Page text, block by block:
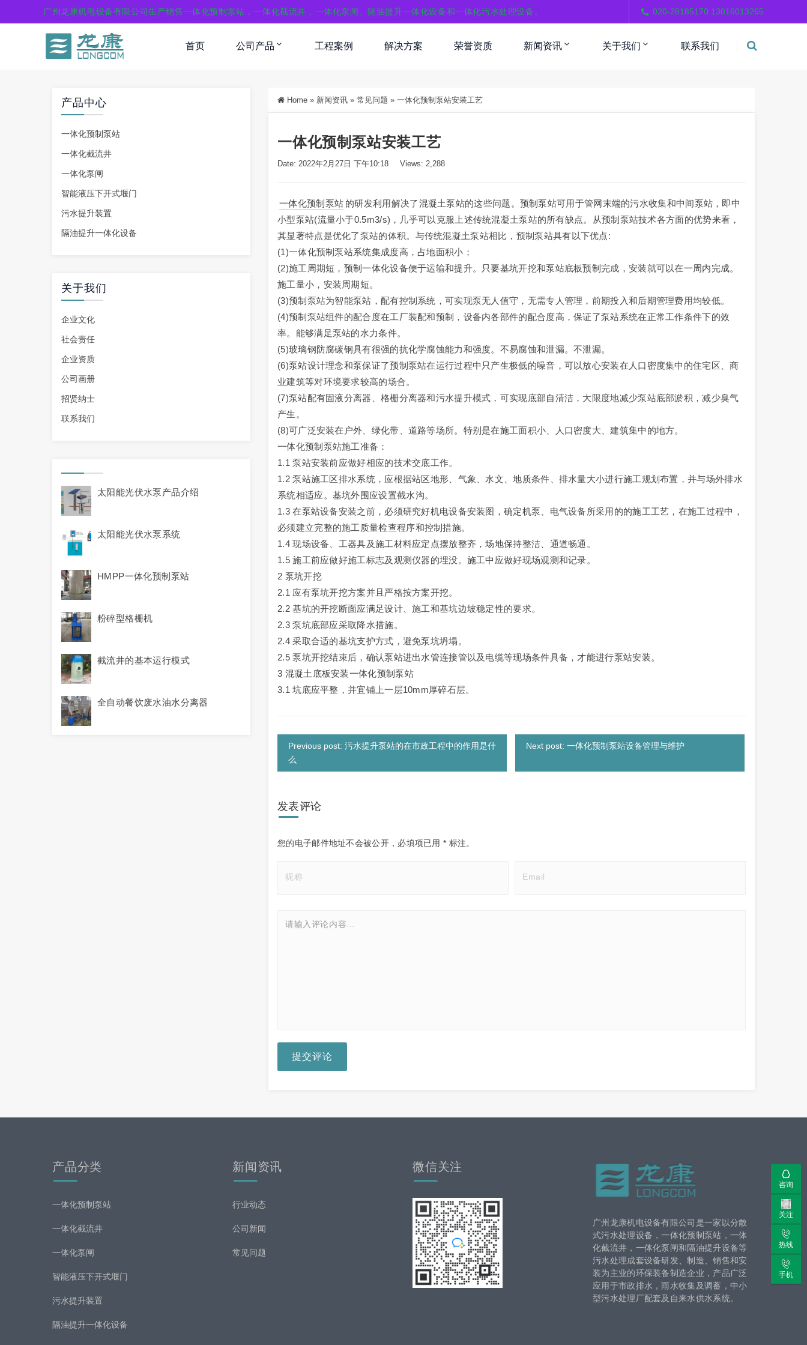
广州龙康机电设备有限公司生产销售一体化预制泵站，一体化截流井，一体化泵闸、隔油提升一体化设备和一体化污水处理设备。 020-28185170 13016013265
首页 公司产品 工程案例 解决方案 荣誉资质 新闻资讯 关于我们 联系我们
产品中心
一体化预制泵站
一体化截流井
一体化泵闸
智能液压下开式堰门
污水提升装置
隔油提升一体化设备
关于我们
企业文化
社会责任
企业资质
公司画册
招贤纳士
联系我们
太阳能光伏水泵产品介绍
太阳能光伏水泵系统
HMPP一体化预制泵站
粉碎型格栅机
截流井的基本运行模式
全自动餐饮废水油水分离器
Home » 新闻资讯 » 常见问题 » 一体化预制泵站安装工艺
一体化预制泵站安装工艺
Date: 2022年2月27日 下午10:18 Views: 2,288
一体化预制泵站 的研发利用解决了混凝土泵站的这些问题。预制泵站可用于管网末端的污水收集和中间泵站，即中
小型泵站(流量小于0.5m3/s)，几乎可以克服上述传统混凝土泵站的所有缺点。从预制泵站技术各方面的优势来看，
其显著特点是优化了泵站的体积。与传统混凝土泵站相比，预制泵站具有以下优点:
(1)一体化预制泵站系统集成度高，占地面积小；
(2)施工周期短，预制一体化设备便于运输和提升。只要基坑开挖和泵站底板预制完成，安装就可以在一周内完成。
施工量小，安装周期短。
(3)预制泵站为智能泵站，配有控制系统，可实现泵无人值守，无需专人管理，前期投入和后期管理费用均较低。
(4)预制泵站组件的配合度在工厂装配和预制，设备内各部件的配合度高，保证了泵站系统在正常工作条件下的效
率。能够满足泵站的水力条件。
(5)玻璃钢防腐碳钢具有很强的抗化学腐蚀能力和强度。不易腐蚀和泄漏。不泄漏。
(6)泵站设计理念和泵保证了预制泵站在运行过程中只产生极低的噪音，可以放心安装在人口密度集中的住宅区、商
业建筑等对环境要求较高的场合。
(7)泵站配有固液分离器、格栅分离器和污水提升模式，可实现底部自清洁，大限度地减少泵站底部淤积，减少臭气
产生。
(8)可广泛安装在户外、绿化带、道路等场所。特别是在施工面积小、人口密度大、建筑集中的地方。
一体化预制泵站施工准备：
1.1 泵站安装前应做好相应的技术交底工作。
1.2 泵站施工区排水系统，应根据站区地形、气象、水文、地质条件、排水量大小进行施工规划布置，并与场外排水
系统相适应。基坑外围应设置截水沟。
1.3 在泵站设备安装之前，必须研究好机电设备安装图，确定机泵、电气设备所采用的的施工工艺，在施工过程中，
必须建立完整的施工质量检查程序和控制措施。
1.4 现场设备、工器具及施工材料应定点摆放整齐，场地保持整洁、通道畅通。
1.5 施工前应做好施工标志及观测仪器的埋没。施工中应做好现场观测和记录。
2 泵坑开挖
2.1 应有泵坑开挖方案并且严格按方案开挖。
2.2 基坑的开挖断面应满足设计、施工和基坑边坡稳定性的要求。
2.3 泵坑底部应采取降水措施。
2.4 采取合适的基坑支护方式，避免泵坑坍塌。
2.5 泵坑开挖结束后，确认泵站进出水管连接管以及电缆等现场条件具备，才能进行泵站安装。
3 混凝土底板安装一体化预制泵站
3.1 坑底应平整，并宜铺上一层10mm厚碎石层。
Previous post: 污水提升泵站的在市政工程中的作用是什
么
Next post: 一体化预制泵站设备管理与维护
发表评论
您的电子邮件地址不会被公开， 必填项已用* 标注。
提交评论
产品分类
一体化预制泵站
一体化截流井
一体化泵闸
智能液压下开式堰门
污水提升装置
隔油提升一体化设备
新闻资讯
行业动态
公司新闻
常见问题
微信关注
广州龙康机电设备有限公司是一家以分散
式污水处理设备，一体化预制泵站，一体
化截流井，一体化泵闸和隔油提升设备等
污水处理成套设备研发、制造、销售和安
装为主业的环保装备制造企业，产品广泛
应用于市政排水，雨水收集及调蓄，中小
型污水处理厂配套及自来水供水系统。
咨询
关注
热线
手机